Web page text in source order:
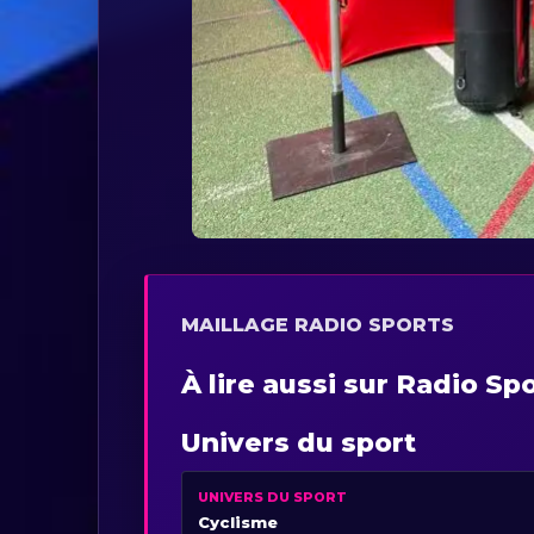
MAILLAGE RADIO SPORTS
À lire aussi sur Radio
Univers du sport
UNIVERS DU SPORT
Cyclisme